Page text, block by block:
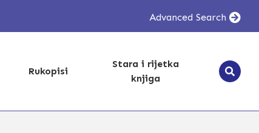
Advanced Search
Rukopisi
Stara i rijetka
knjiga